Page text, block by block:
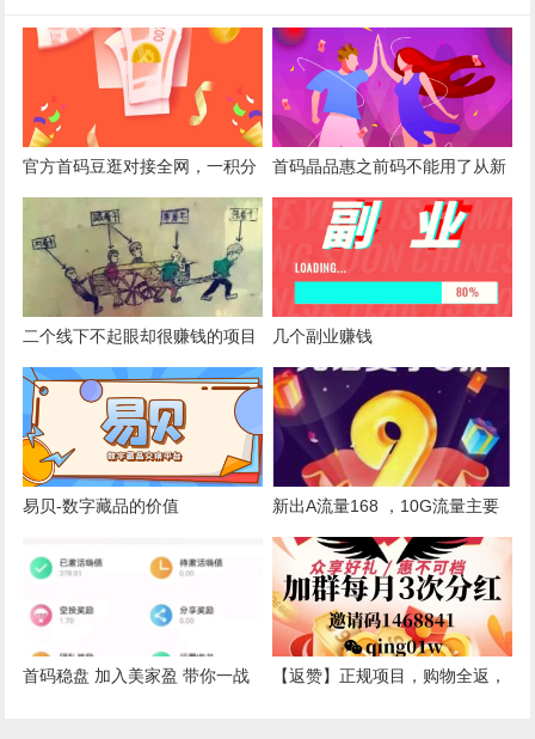
官方首码豆逛对接全网，一积分
一元钱，免费拿城市代理
首码晶品惠之前码不能用了从新
二个线下不起眼却很赚钱的项目 几个副业赚钱
易贝-数字藏品的价值
新出A流量168 ，10G流量主要
2.8元，全网最底9折充话费
首码稳盘 加入美家盈 带你一战
【返赞】正规项目，购物全返，